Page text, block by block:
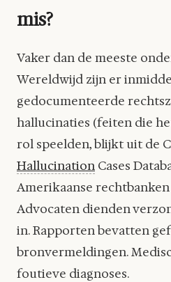
mis?
Vaker dan de meeste
Wereldwijd zijn er
gedocumenteerde
hallucinaties (feiten die
rol speelden, blijkt uit de
Hallucination Cases
Amerikaanse
Advocaten dienden
in. Rapporten bevatten
bronvermeldingen.
foutieve diagnoses.